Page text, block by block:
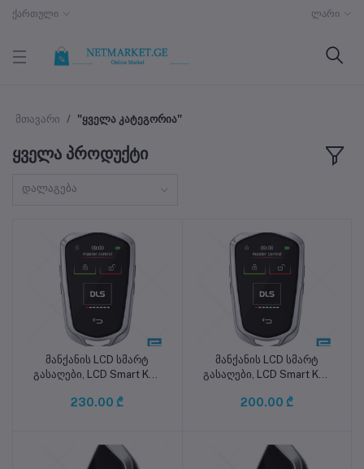
ქართული ლარი
მთავარი "ყველა კატეგორია"
ყველა პროდუქტი
დალაგება
კალათაში დამატება
მანქანის LCD სმარტ
გასაღები, LCD Smart Key
230.00 ₾
კალათაში დამატება
მანქანის LCD სმარტ
გასაღები, LCD Smart Key
200.00 ₾